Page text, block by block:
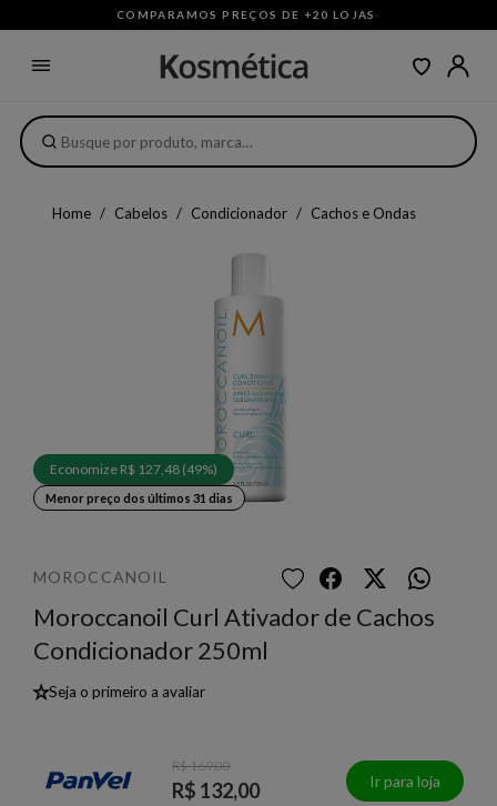
COMPARAMOS PREÇOS DE +20 LOJAS ·
Home Cabelos Condicionador Cachos e Ondas
Economize R$ 127,48 (49%)
Menor preço dos últimos 31 dias
MOROCCANOIL
Moroccanoil Curl Ativador de Cachos
Condicionador 250ml
★Seja o primeiro a avaliar
R$ 169,00
R$ 132,00 Ir para loja